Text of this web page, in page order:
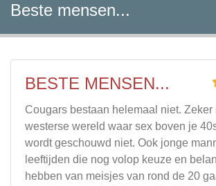
Beste mensen...
BESTE MENSEN...
Cougars bestaan helemaal niet. Zeker
westerse wereld waar sex boven je
wordt geschouwd niet. Ook jonge
leeftijden die nog volop keuze en
hebben van meisjes van rond de 20